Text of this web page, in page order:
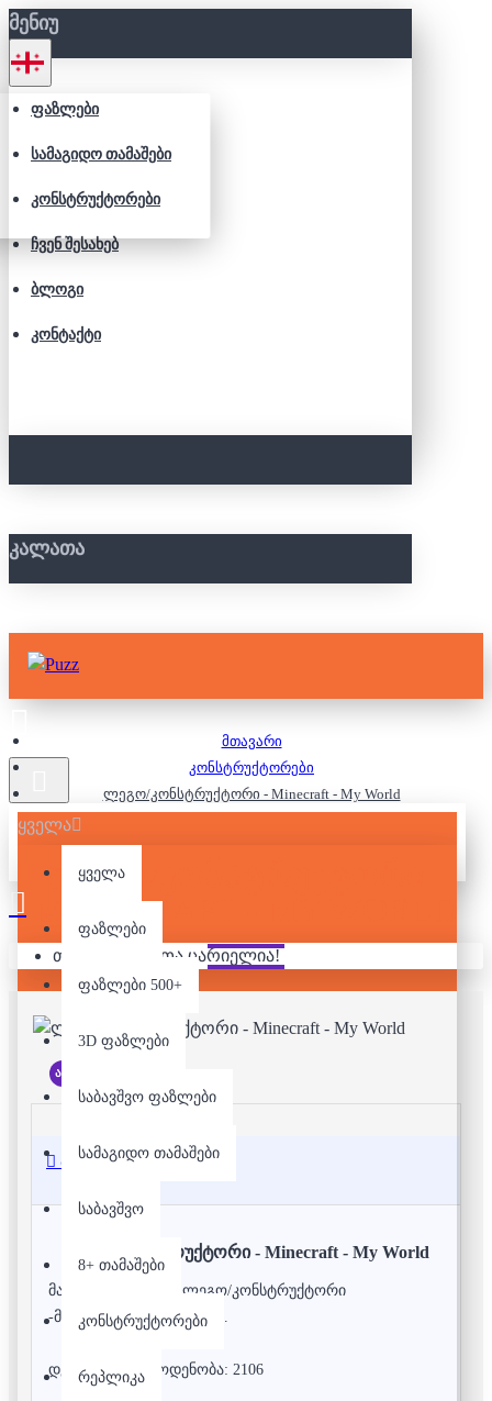
ᲛᲔᲜᲘᲣ
ᲤᲐᲖᲚᲔᲑᲘ
ᲡᲐᲛᲐᲒᲘᲓᲝ ᲗᲐᲛᲐᲨᲔᲑᲘ
ᲙᲝᲜᲡᲢᲠᲣᲥᲢᲝᲠᲔᲑᲘ
ᲩᲕᲔᲜ ᲨᲔᲡᲐᲮᲔᲑ
ᲑᲚᲝᲒᲘ
ᲙᲝᲜᲢᲐᲥᲢᲘ
ᲙᲐᲚᲐᲗᲐ
ყველა
ყველა
ფაზლები
ფაზლები 500+
3D ფაზლები
საბავშვო ფაზლები
სამაგიდო თამაშები
საბავშვო
8+ თამაშები
კონსტრუქტორები
რეპლიკა
თქვენი კალათა ცარიელია!
მთავარი
კონსტრუქტორები
ლეგო/კონსტრუქტორი - Minecraft - My World
ᲚᲔᲒᲝ/ᲙᲝᲜᲡᲢᲠᲣᲥᲢᲝᲠᲘ -
MINECRAFT - MY WORLD
არ არის მარაგში
აღწერა
ლეგო/კონსტრუქტორი - Minecraft - My World
მაღალი ხარისხის ლეგო/კონსტრუქტორი
-მაინქრაფთის რეპლიკა.
დეტალების რაოდენობა: 2106